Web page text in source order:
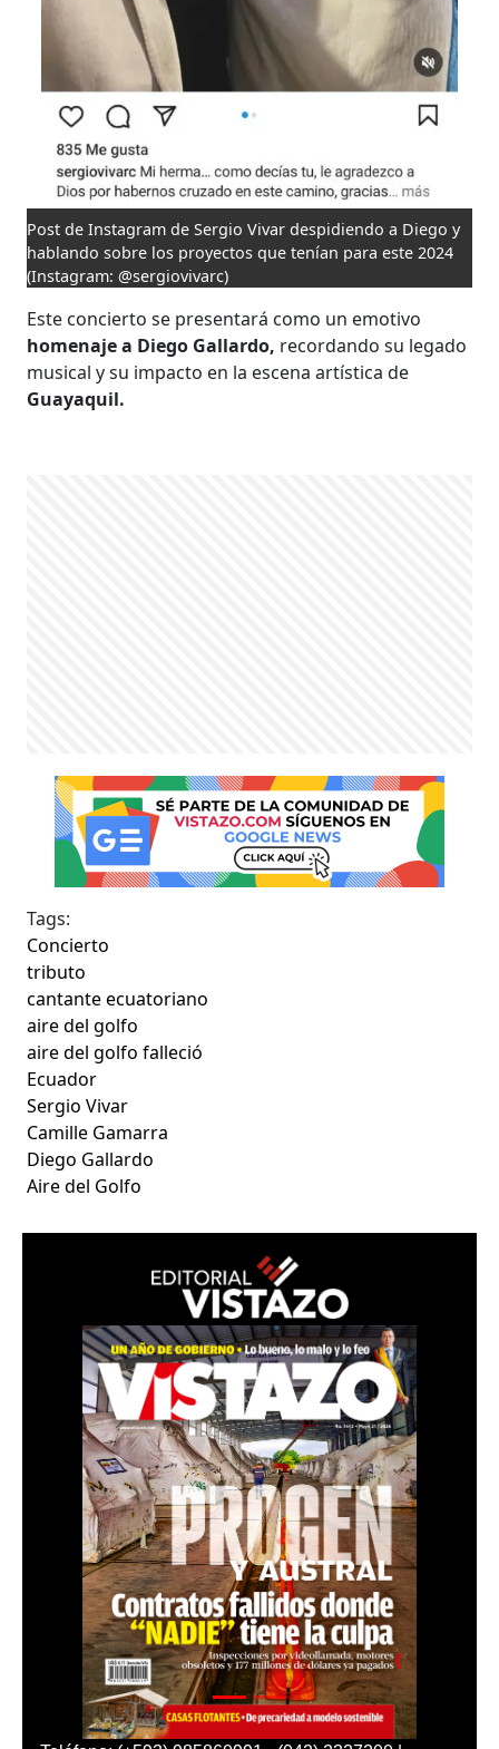
Post de Instagram de Sergio Vivar despidiendo a Diego y
hablando sobre los proyectos que tenían para este 2024
(Instagram: @sergiovivarc)
Este concierto se presentará como un emotivo
homenaje a Diego Gallardo, recordando su legado
musical y su impacto en la escena artística de
Guayaquil.
Tags:
Concierto
tributo
cantante ecuatoriano
aire del golfo
aire del golfo falleció
Ecuador
Sergio Vivar
Camille Gamarra
Diego Gallardo
Aire del Golfo